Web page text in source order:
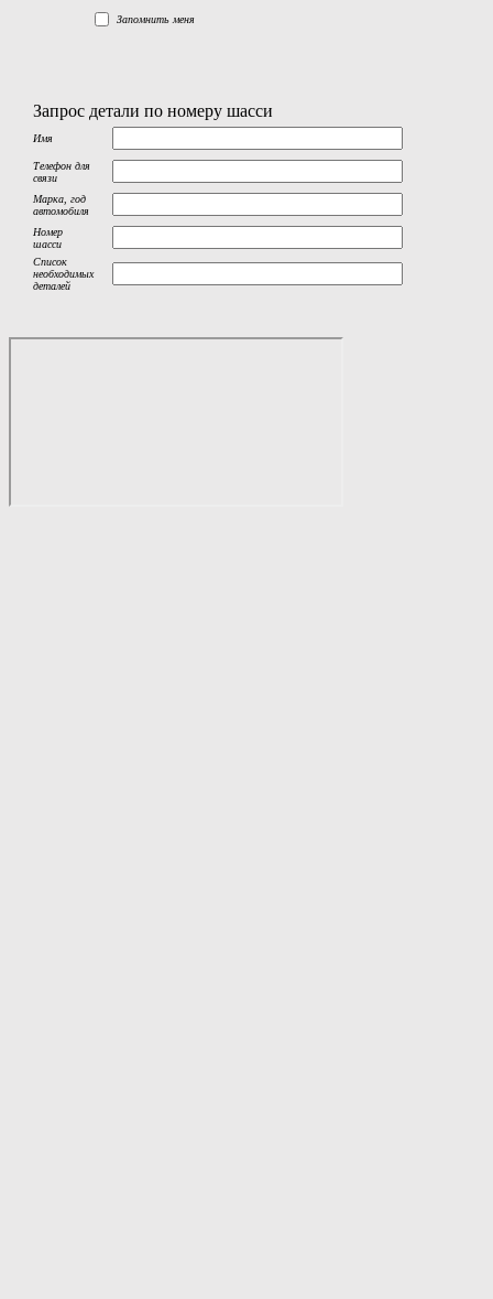
Запомнить меня
Запрос детали по номеру шасси
Имя
Телефон для
связи
Марка, год
автомобиля
Номер
шасси
Список
необходимых
деталей